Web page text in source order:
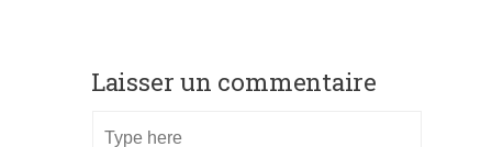
Laisser un commentaire